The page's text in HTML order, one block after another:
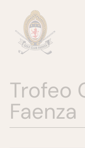
contenuto
Trofeo
Faenza